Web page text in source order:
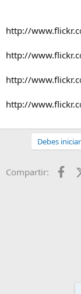
http://
http://
http://
http://
Debes
Compartir: